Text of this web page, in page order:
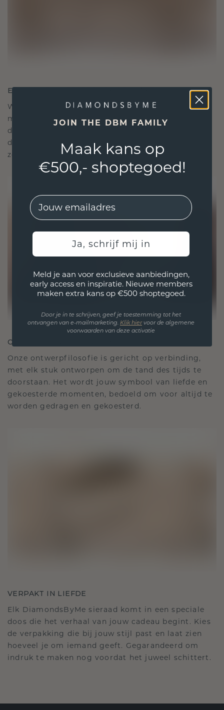
ETHISCH EN MEESTERLIJK GEMAAKT
We gebruiken alleen de beste, milieuvriendelijke
materialen en lab-grown diamanten. Onze
deskundige goudsmeden combineren
duurzaamheid met ongeëvenaard vakmanschap,
zodat je sieraden zowel ethisch als prachtig zijn.
ONTWORPEN VOOR VERBINDING
Onze ontwerpfilosofie is gericht op verbinding,
met elk stuk ontworpen om de tand des tijds te
doorstaan. Het wordt jouw symbool van liefde en
gekoesterde momenten, bedoeld om voor altijd te
worden gedragen en gekoesterd.
VERPAKT IN LIEFDE
Elk DiamondsByMe sieraad komt in een speciale
doos die het verhaal van jouw cadeau begint. Kies
de verpakking die bij jouw stijl past en laat zien
hoeveel je om iemand geeft. Gegarandeerd om
indruk te maken nog voordat het juweel schittert.
JOIN THE DBM FAMILY
Maak kans op
€500,- shoptegoed!
EMail
Ja, schrijf mij in
Meld je aan voor exclusieve aanbiedingen,
early access en inspiratie. Nieuwe members
maken extra kans op €500 shoptegoed.
Door je in te schrijven, geef je toestemming tot het
ontvangen van e-mailmarketing. Klik hiervoor de algemene
voorwaarden van deze activatie